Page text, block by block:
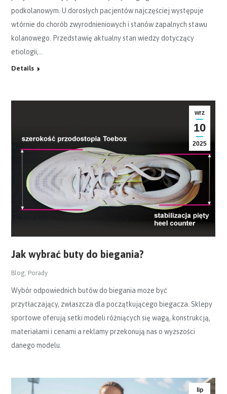
podkolanowym. U dorosłych pacjentów najczęściej występuje
wtórnie do chorób zwyrodnieniowych i stanów zapalnych stawu
kolanowego. Przedstawię aktualny stan wiedzy dotyczący
etiologii,…
Details
wrz
10
2025
Jak wybrać buty do biegania?
Blog, Porady
Wybór odpowiednich butów do biegania może być
przytłaczający, zwłaszcza dla początkującego biegacza. Sklepy
sportowe oferują setki modeli różniących się wagą, konstrukcją,
materiałami i cenami a reklamy przekonują nas o wyższości
danego modelu.
lip